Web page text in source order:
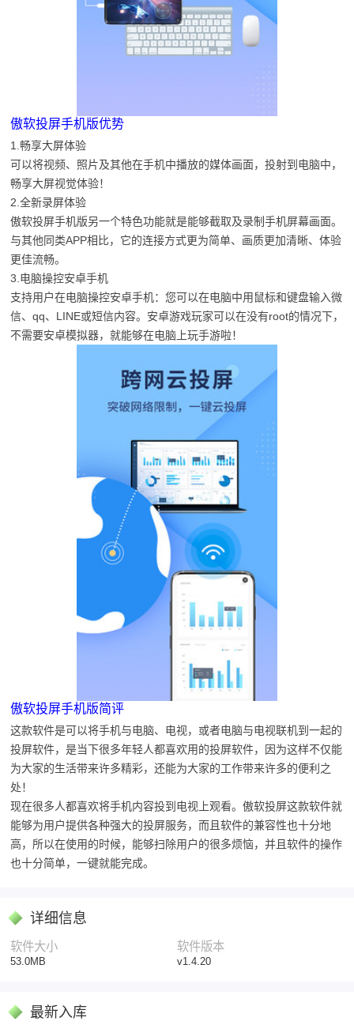
傲软投屏手机版优势
1.畅享大屏体验
可以将视频、照片及其他在手机中播放的媒体画面，投射到电脑中，
畅享大屏视觉体验！
2.全新录屏体验
傲软投屏手机版另一个特色功能就是能够截取及录制手机屏幕画面。
与其他同类APP相比，它的连接方式更为简单、画质更加清晰、体验
更佳流畅。
3.电脑操控安卓手机
支持用户在电脑操控安卓手机：您可以在电脑中用鼠标和键盘输入微
信、qq、LINE或短信内容。安卓游戏玩家可以在没有root的情况下，
不需要安卓模拟器，就能够在电脑上玩手游啦！
傲软投屏手机版简评
这款软件是可以将手机与电脑、电视，或者电脑与电视联机到一起的
投屏软件，是当下很多年轻人都喜欢用的投屏软件，因为这样不仅能
为大家的生活带来许多精彩，还能为大家的工作带来许多的便利之
处！
现在很多人都喜欢将手机内容投到电视上观看。傲软投屏这款软件就
能够为用户提供各种强大的投屏服务，而且软件的兼容性也十分地
高，所以在使用的时候，能够扫除用户的很多烦恼，并且软件的操作
也十分简单，一键就能完成。
详细信息
软件大小
53.0MB
软件版本
v1.4.20
最新入库